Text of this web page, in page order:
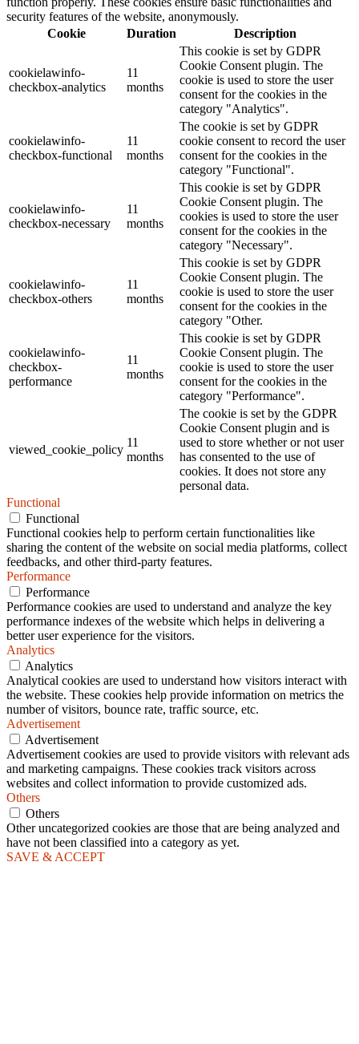
security features of the website, anonymously.
Cookie
Duration Description
cookielawinfo-
checkbox-analytics
11
months
This cookie is set by GDPR
Cookie Consent plugin. The
cookie is used to store the user
consent for the cookies in the
category "Analytics".
cookielawinfo-
checkbox-functional
11
months
The cookie is set by GDPR
cookie consent to record the user
consent for the cookies in the
category "Functional".
cookielawinfo-
checkbox-necessary
11
months
This cookie is set by GDPR
Cookie Consent plugin. The
cookies is used to store the user
consent for the cookies in the
category "Necessary".
cookielawinfo-
checkbox-others
11
months
This cookie is set by GDPR
Cookie Consent plugin. The
cookie is used to store the user
consent for the cookies in the
category "Other.
cookielawinfo-
checkbox-
performance
11
months
This cookie is set by GDPR
Cookie Consent plugin. The
cookie is used to store the user
consent for the cookies in the
category "Performance".
viewed_cookie_policy
11
months
The cookie is set by the GDPR
Cookie Consent plugin and is
used to store whether or not user
has consented to the use of
cookies. It does not store any
personal data.
Functional
Functional
Functional cookies help to perform certain functionalities like
sharing the content of the website on social media platforms, collect
feedbacks, and other third-party features.
Performance
Performance
Performance cookies are used to understand and analyze the key
performance indexes of the website which helps in delivering a
better user experience for the visitors.
Analytics
Analytics
Analytical cookies are used to understand how visitors interact with
the website. These cookies help provide information on metrics the
number of visitors, bounce rate, traffic source, etc.
Advertisement
Advertisement
Advertisement cookies are used to provide visitors with relevant ads
and marketing campaigns. These cookies track visitors across
websites and collect information to provide customized ads.
Others
Others
Other uncategorized cookies are those that are being analyzed and
have not been classified into a category as yet.
SAVE & ACCEPT